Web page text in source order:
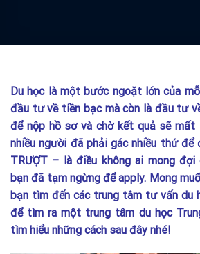
Du học là một bước ngoặt lớn của
đầu tư về tiền bạc mà còn là đầu tư
để nộp hồ sơ và chờ kết quả sẽ mất
nhiều người đã phải gác nhiều thứ để
TRƯỢT – là điều không ai mong
bạn đã tạm ngừng để apply. Mong
bạn tìm đến các trung tâm tư vấn du
để tìm ra một trung tâm du học
tìm hiểu những cách sau đây nhé!